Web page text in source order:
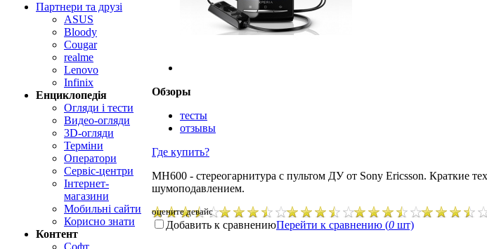
Партнери та друзі
ASUS
Bloody
Cougar
realme
Lenovo
Infinix
Енциклопедія
Огляди і тести
Видео-огляди
3D-огляди
Терміни
Оператори
Сервіс-центри
Інтернет-
магазини
Мобильні сайти
Корисно знати
Контент
Софт
Обзоры
тесты
отзывы
Где купить?
MH600 - стереогарнитура с пультом ДУ от Sony Ericsson. Краткие
шумоподавлением.
оцените девайс
Добавить к сравнениюПерейти к сравнению (0 шт)